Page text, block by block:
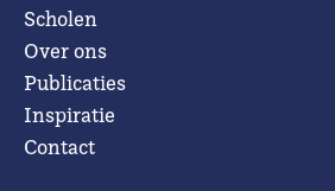
Scholen
Over ons
Publicaties
Inspiratie
Contact